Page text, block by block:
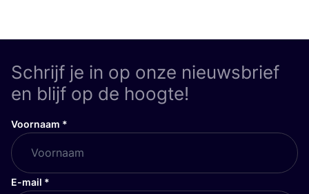
Schrijf je in op onze nieuwsbrief
en blijf op de hoogte!
Voornaam *
E-mail *